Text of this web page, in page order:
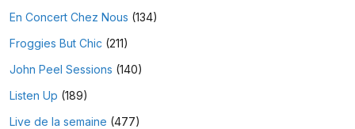
En Concert Chez Nous (134)
Froggies But Chic (211)
John Peel Sessions (140)
Listen Up (189)
Live de la semaine (477)